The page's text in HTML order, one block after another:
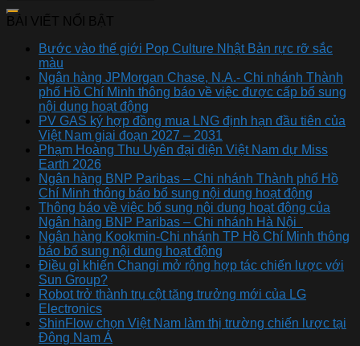
BÀI VIẾT NỔI BẬT
Bước vào thế giới Pop Culture Nhật Bản rực rỡ sắc
màu
Ngân hàng JPMorgan Chase, N.A.- Chi nhánh Thành
phố Hồ Chí Minh thông báo về việc được cấp bổ sung
nội dung hoạt động
PV GAS ký hợp đồng mua LNG định hạn đầu tiên của
Việt Nam giai đoạn 2027 – 2031
Phạm Hoàng Thu Uyên đại diện Việt Nam dự Miss
Earth 2026
Ngân hàng BNP Paribas – Chi nhánh Thành phố Hồ
Chí Minh thông báo bổ sung nội dung hoạt động
Thông báo về việc bổ sung nội dung hoạt động của
Ngân hàng BNP Paribas – Chi nhánh Hà Nội
Ngân hàng Kookmin-Chi nhánh TP Hồ Chí Minh thông
báo bổ sung nội dung hoạt động
Điều gì khiến Changi mở rộng hợp tác chiến lược với
Sun Group?
Robot trở thành trụ cột tăng trưởng mới của LG
Electronics
ShinFlow chọn Việt Nam làm thị trường chiến lược tại
Đông Nam Á